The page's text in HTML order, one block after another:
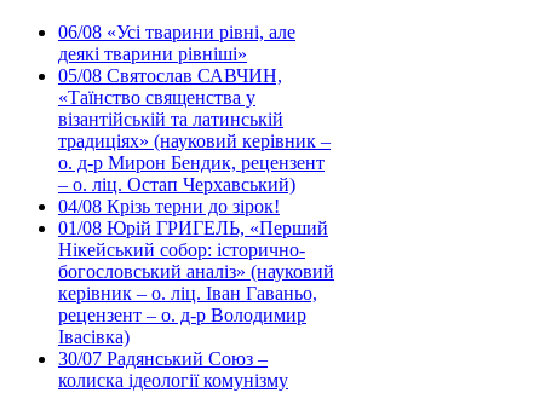
06/08 «Усі тварини рівні, але
деякі тварини рівніші»
05/08 Святослав САВЧИН,
«Таїнство священства у
візантійській та латинській
традиціях» (науковий керівник –
о. д-р Мирон Бендик, рецензент
– о. ліц. Остап Черхавський)
04/08 Крізь терни до зірок!
01/08 Юрій ГРИГЕЛЬ, «Перший
Нікейський собор: історично-
богословський аналіз» (науковий
керівник – о. ліц. Іван Гаваньо,
рецензент – о. д-р Володимир
Івасівка)
30/07 Радянський Союз –
колиска ідеології комунізму